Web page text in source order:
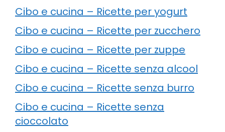
Cibo e cucina – Ricette per yogurt
Cibo e cucina – Ricette per zucchero
Cibo e cucina – Ricette per zuppe
Cibo e cucina – Ricette senza alcool
Cibo e cucina – Ricette senza burro
Cibo e cucina – Ricette senza
cioccolato